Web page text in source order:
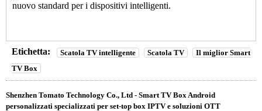
nuovo standard per i dispositivi intelligenti.
Etichetta: Scatola TV intelligente Scatola TV
Il miglior Smart
TV Box
Shenzhen Tomato Technology Co., Ltd - Smart TV Box Android
personalizzati specializzati per set-top box IPTV e soluzioni OTT